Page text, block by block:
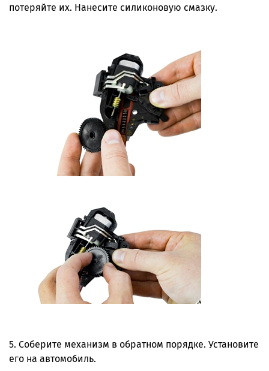
потеряйте их. Нанесите силиконовую смазку.
5. Соберите механизм в обратном порядке. Установите
его на автомобиль.